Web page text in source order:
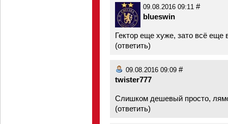
09.08.2016 09:11 #
blueswin
Гектор еще хуже, зато всё еще
(ответить)
09.08.2016 09:09 #
twister777
Слишком дешевый просто,
(ответить)